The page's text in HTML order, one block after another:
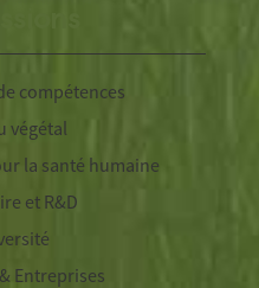
compétences
végétal
la santé humaine
et R&D
Entreprises